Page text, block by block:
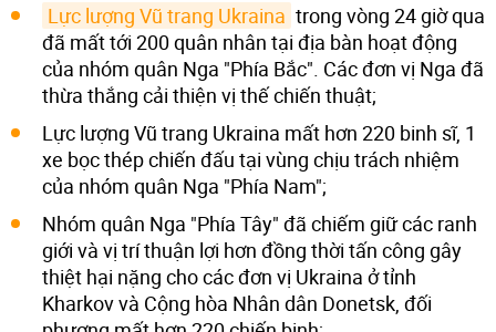
Lực lượng Vũ trang Ukraina trong vòng 24 giờ qua
đã mất tới 200 quân nhân tại địa bàn hoạt động
của nhóm quân Nga "Phía Bắc". Các đơn vị Nga đã
thừa thắng cải thiện vị thế chiến thuật;
Lực lượng Vũ trang Ukraina mất hơn 220 binh sĩ, 1
xe bọc thép chiến đấu tại vùng chịu trách nhiệm
của nhóm quân Nga "Phía Nam";
Nhóm quân Nga "Phía Tây" đã chiếm giữ các ranh
giới và vị trí thuận lợi hơn đồng thời tấn công gây
thiệt hại nặng cho các đơn vị Ukraina ở tỉnh
Kharkov và Cộng hòa Nhân dân Donetsk, đối